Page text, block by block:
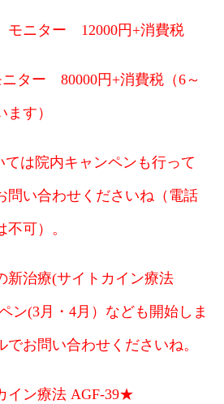
ニター 12000円+消費税
ター 80000円+消費税（6～
す）
は院内キャンペンも行って
問い合わせくださいね（電話
可）。
治療(サイトカイン療法
ン(3月・4月）なども開始しま
でお問い合わせくださいね。
イン療法 AGF-39★